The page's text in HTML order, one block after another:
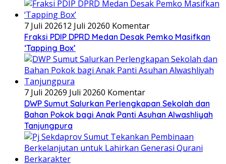
7 Juli 202612 Juli 20260 Komentar
Fraksi PDIP DPRD Medan Desak Pemko Masifkan
‘Tapping Box’
7 Juli 20269 Juli 20260 Komentar
DWP Sumut Salurkan Perlengkapan Sekolah dan
Bahan Pokok bagi Anak Panti Asuhan Alwashliyah
Tanjungpura